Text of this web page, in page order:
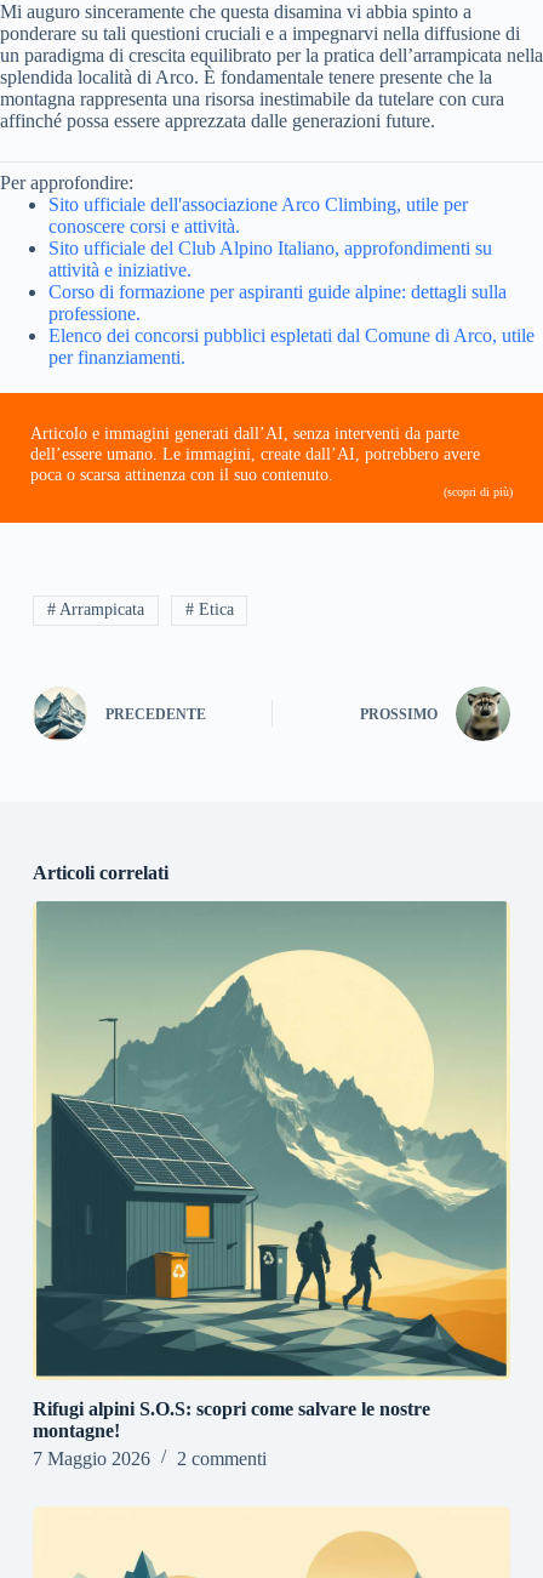
Mi auguro sinceramente che questa disamina vi abbia spinto a
ponderare su tali questioni cruciali e a impegnarvi nella diffusione di
un paradigma di crescita equilibrato per la pratica dell’arrampicata nella
splendida località di Arco. È fondamentale tenere presente che la
montagna rappresenta una risorsa inestimabile da tutelare con cura
affinché possa essere apprezzata dalle generazioni future.
Per approfondire:
Sito ufficiale dell'associazione Arco Climbing, utile per
conoscere corsi e attività.
Sito ufficiale del Club Alpino Italiano, approfondimenti su
attività e iniziative.
Corso di formazione per aspiranti guide alpine: dettagli sulla
professione.
Elenco dei concorsi pubblici espletati dal Comune di Arco, utile
per finanziamenti.
Articolo e immagini generati dall’AI, senza interventi da parte
dell’essere umano. Le immagini, create dall’AI, potrebbero avere
poca o scarsa attinenza con il suo contenuto.
(scopri di più)
# Arrampicata # Etica
PRECEDENTE PROSSIMO
Articoli correlati
Rifugi alpini S.O.S: scopri come salvare le nostre
montagne!
7 Maggio 2026
2 commenti